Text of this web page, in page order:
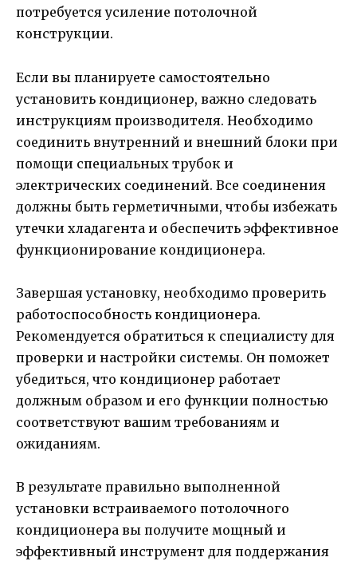
потребуется усиление потолочной
конструкции.
Если вы планируете самостоятельно
установить кондиционер, важно следовать
инструкциям производителя. Необходимо
соединить внутренний и внешний блоки при
помощи специальных трубок и
электрических соединений. Все соединения
должны быть герметичными, чтобы избежать
утечки хладагента и обеспечить эффективное
функционирование кондиционера.
Завершая установку, необходимо проверить
работоспособность кондиционера.
Рекомендуется обратиться к специалисту для
проверки и настройки системы. Он поможет
убедиться, что кондиционер работает
должным образом и его функции полностью
соответствуют вашим требованиям и
ожиданиям.
В результате правильно выполненной
установки встраиваемого потолочного
кондиционера вы получите мощный и
эффективный инструмент для поддержания